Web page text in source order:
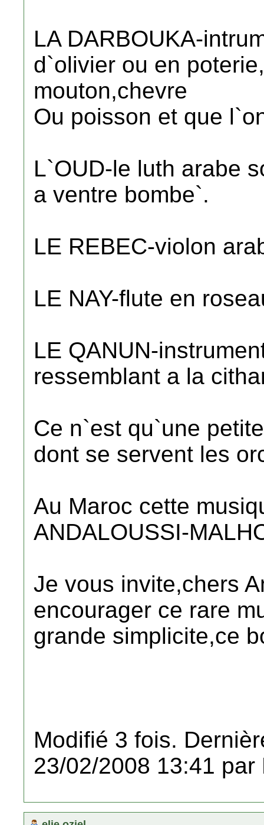
LA DARBOUKA-
d`olivier ou en
mouton,chevre
Ou poisson et que
L`OUD-le luth arabe
a ventre bombe`.
LE REBEC-violon
LE NAY-flute en
LE QANUN-
ressemblant a la
Ce n`est qu`une
dont se servent les
Au Maroc cette
ANDALOUSSI-
Je vous invite,chers
encourager ce rare
grande simplicite,ce
Modifié 3 fois.
23/02/2008 13:41 par